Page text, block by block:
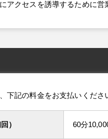
アクセスを誘導するために営
下記の料金をお支払いくださ
） 60分